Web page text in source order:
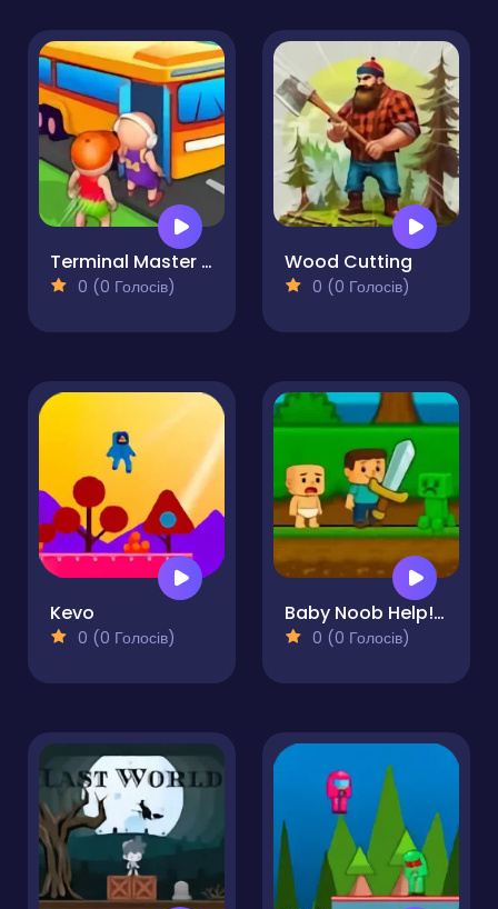
Terminal Master - Bus Tycoon
0 (0 Голосів)
Wood Cutting
0 (0 Голосів)
Kevo
0 (0 Голосів)
Baby Noob Help! Steve
0 (0 Голосів)